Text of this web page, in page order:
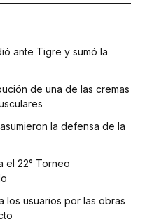
ante Tigre y sumó la
de una de las cremas
la defensa de la
el 22° Torneo
los usuarios por las obras